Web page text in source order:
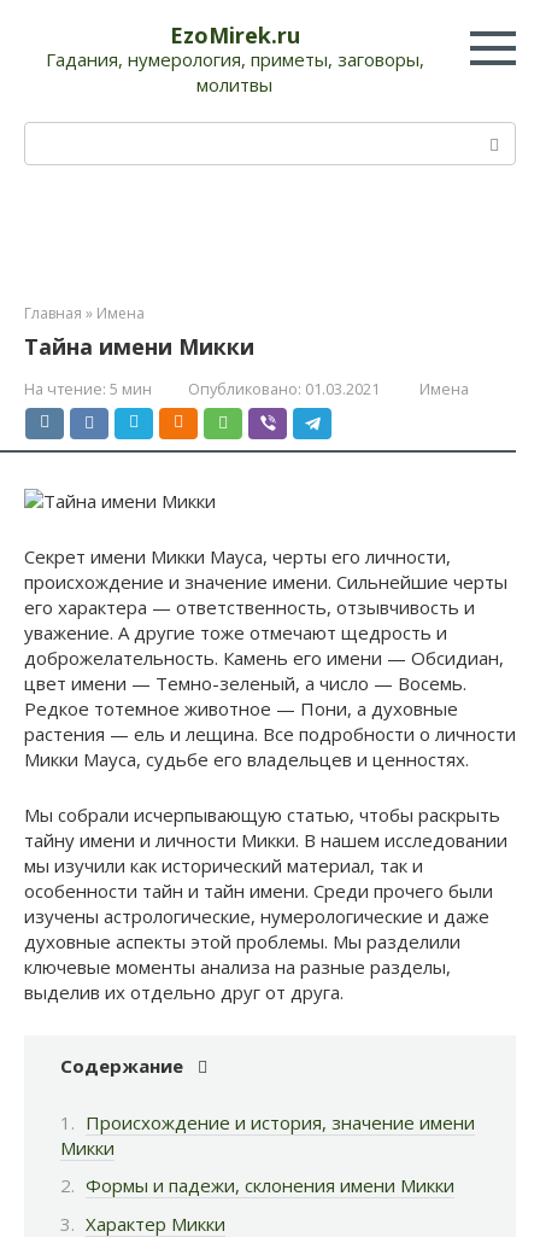
контенту
EzoMirek.ru
Гадания, нумерология, приметы, заговоры,
молитвы
Главная » Имена
Тайна имени Микки
На чтение: 5 мин Опубликовано: 01.03.2021 Имена
Секрет имени Микки Мауса, черты его личности,
происхождение и значение имени. Сильнейшие черты
его характера — ответственность, отзывчивость и
уважение. А другие тоже отмечают щедрость и
доброжелательность. Камень его имени — Обсидиан,
цвет имени — Темно-зеленый, а число — Восемь.
Редкое тотемное животное — Пони, а духовные
растения — ель и лещина. Все подробности о личности
Микки Мауса, судьбе его владельцев и ценностях.
Мы собрали исчерпывающую статью, чтобы раскрыть
тайну имени и личности Микки. В нашем исследовании
мы изучили как исторический материал, так и
особенности тайн и тайн имени. Среди прочего были
изучены астрологические, нумерологические и даже
духовные аспекты этой проблемы. Мы разделили
ключевые моменты анализа на разные разделы,
выделив их отдельно друг от друга.
Содержание
Происхождение и история, значение имени
Микки
Формы и падежи, склонения имени Микки
Характер Микки